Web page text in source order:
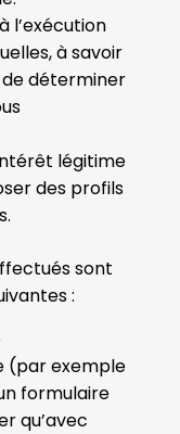
l’exécution
à savoir
déterminer
légitime
des profils
sont
:
(par exemple
formulaire
qu’avec